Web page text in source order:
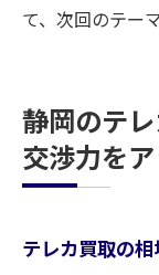
て、次回のテー
静岡のテ
交渉力を
テレカ買取の